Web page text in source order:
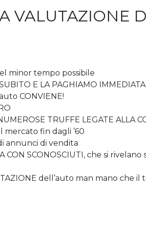
VALUTAZIONE
minor tempo possibile
E LA PAGHIAMO
CONVIENE!
TRUFFE LEGATE ALLA
mercato fin dagli ’60
annunci di vendita
CON SCONOSCIUTI, che si
dell’auto man mano che il